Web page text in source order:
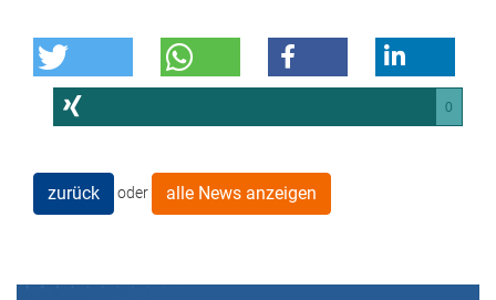
0
zurück oder alle News anzeigen